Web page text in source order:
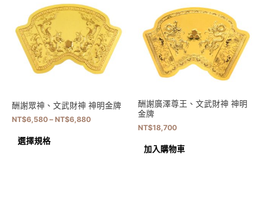
酬謝眾神、文武財神 神明金牌
NT$6,580 – NT$6,880
選擇規格
酬謝廣澤尊王、文武財神 神明
金牌
NT$18,700
加入購物車